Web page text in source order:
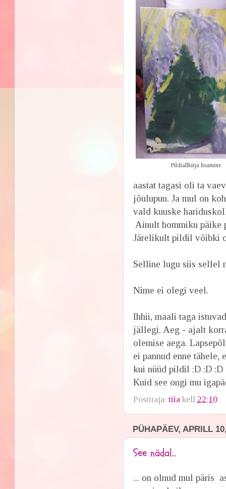
Pildiallkirja lisamine
aastat tagasi oli ta
jõulupuu. Ja mul on
vald kuuske
Ainult hommiku päike
Järelikult pildil võibki
Selline lugu siis sellel
Nime ei olegi veel.
Ihhii, maali taga
jällegi. Aeg - ajalt
olemise aega.
ei pannud enne
kui nüüd pildil :D :D :D
Kuid see ongi mu
Postitaja:tiia kell 22:10
PÜHAPÄEV, APRILL
See nädal...
... on olnud mul päris